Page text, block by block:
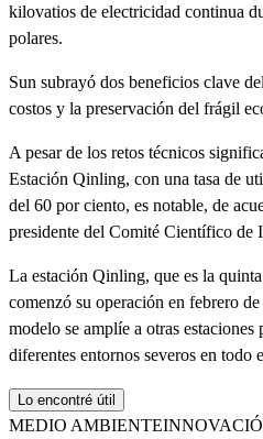
kilovatios de electricidad continua
polares.
Sun subrayó dos beneficios clave
costos y la preservación del frágil
A pesar de los retos técnicos
Estación Qinling, con una tasa de
del 60 por ciento, es notable, de
presidente del Comité Científico de
La estación Qinling, que es la
comenzó su operación en febrero
modelo se amplíe a otras estaciones
diferentes entornos severos en todo
Lo encontré útil
MEDIO AMBIENTE